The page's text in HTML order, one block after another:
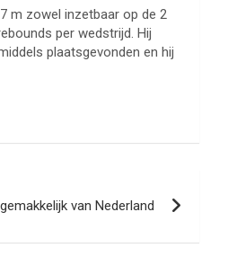
m zowel inzetbaar op de 2
per wedstrijd. Hij
plaatsgevonden en hij
van Nederland